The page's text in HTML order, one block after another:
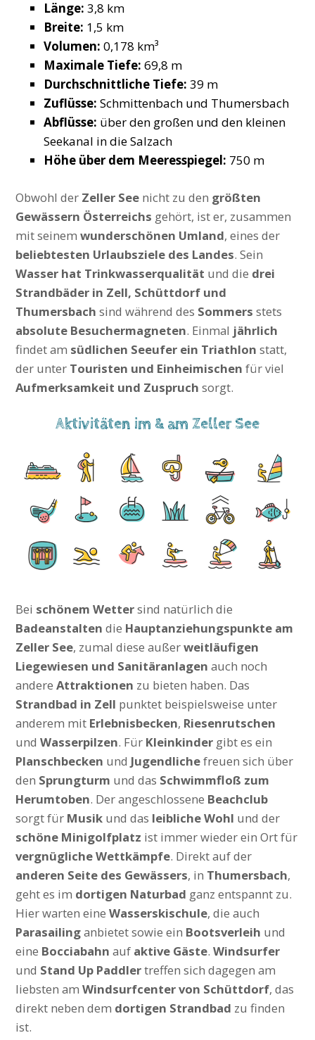
Länge: 3,8 km
Breite: 1,5 km
Volumen: 0,178 km³
Maximale Tiefe: 69,8 m
Durchschnittliche Tiefe: 39 m
Zuflüsse: Schmittenbach und Thumersbach
Abflüsse: über den großen und den kleinen
Seekanal in die Salzach
Höhe über dem Meeresspiegel: 750 m
Obwohl der Zeller See nicht zu den größten
Gewässern Österreichs gehört, ist er, zusammen
mit seinemwunderschönen Umland, eines der
beliebtesten Urlaubsziele des Landes. Sein
Wasser hat Trinkwasserqualität und die drei
Strandbäder in Zell, Schüttdorf und
Thumersbach sind während des Sommers stets
absolute Besuchermagneten. Einmal jährlich
findet am südlichen Seeufer ein Triathlon statt,
der unter Touristen und Einheimischen für viel
Aufmerksamkeit und Zuspruch sorgt.
Aktivitäten im & am Zeller See
Bei schönem Wettersind natürlich die
Badeanstalten die Hauptanziehungspunkte am
Zeller See, zumal diese außerweitläufigen
Liegewiesen und Sanitäranlagen auch noch
andereAttraktionen zu bieten haben. Das
Strandbad in Zell punktet beispielsweise unter
anderem mit Erlebnisbecken, Riesenrutschen
undWasserpilzen. Für Kleinkinder gibt es ein
Planschbecken und Jugendlichefreuen sich über
den Sprungturm und das Schwimmfloß zum
Herumtoben. Der angeschlossene Beachclub
sorgt für Musik und das leibliche Wohl und der
schöne Minigolfplatz ist immer wieder ein Ort für
vergnügliche Wettkämpfe. Direkt auf der
anderen Seite des Gewässers, in Thumersbach,
geht es im dortigen Naturbad ganz entspannt zu.
Hier warten eineWasserskischule, die auch
Parasailinganbietet sowie ein Bootsverleih und
eine Bocciabahn auf aktive Gäste.Windsurfer
und Stand Up Paddlertreffen sich dagegen am
liebsten amWindsurfcenter von Schüttdorf, das
direkt neben dem dortigen Strandbad zu finden
ist.